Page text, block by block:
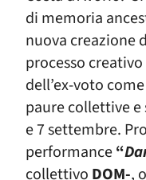
di memoria
nuova creazione
processo
dell’ex-voto
paure collettive e
e 7 settembre.
performance“
collettivo DOM-,